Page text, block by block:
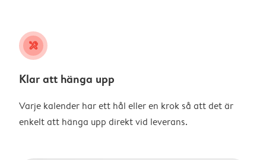
tools
Klar att hänga upp
Varje kalender har ett hål eller en krok så att det är
enkelt att hänga upp direkt vid leverans.